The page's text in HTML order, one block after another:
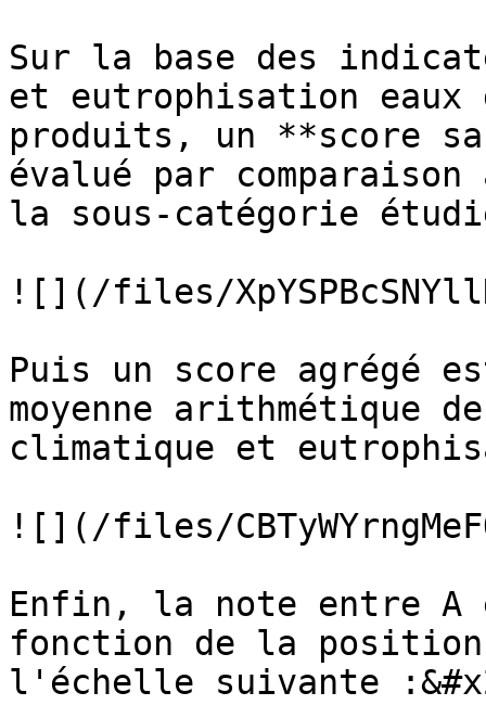
Sur la base des
et eutrophisation eaux
produits, un **score
évalué par
la sous-catégorie
![](/files/
Puis un score agrégé
moyenne arithmétique
climatique et
![](/files/
Enfin, la note entre A
fonction de la position
l'échelle suivante